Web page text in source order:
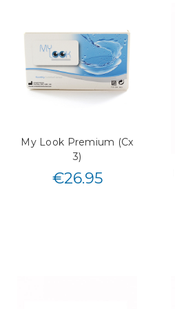
My Look Premium (Cx
3)
€26.95